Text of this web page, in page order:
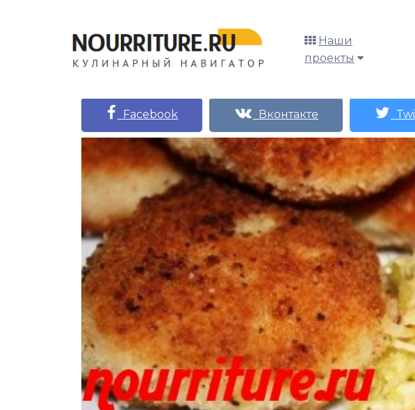
Наши
проекты
Facebook Вконтакте